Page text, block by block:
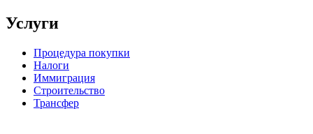
Услуги
Процедура покупки
Налоги
Иммиграция
Строительство
Трансфер